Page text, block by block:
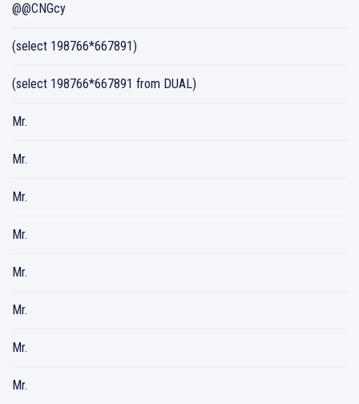
@@CNGcy
(select 198766*667891)
(select 198766*667891 from DUAL)
Mr.
Mr.
Mr.
Mr.
Mr.
Mr.
Mr.
Mr.